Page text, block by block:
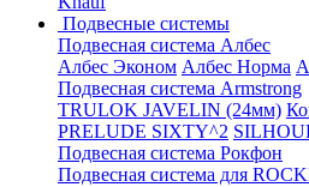
Подвесные системы
Подвесная система Албес
Албес Эконом Албес Норма
Подвесная система Armstrong
TRULOK JAVELIN (24мм)
PRELUDE SIXTY^2
Подвесная система Рокфон
Подвесная система для